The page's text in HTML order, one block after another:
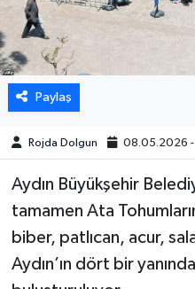
Paylaş
Rojda Dolgun 08.05.2026
Aydın Büyükşehir
tamamen Ata
biber, patlıcan, acur,
Aydın’ın dört bir
GENEL
GÜNDEM
HABERDE İNSAN
KÜLTÜR SANAT
MAGAZİN
ÖZEL HABER
SAĞLIK